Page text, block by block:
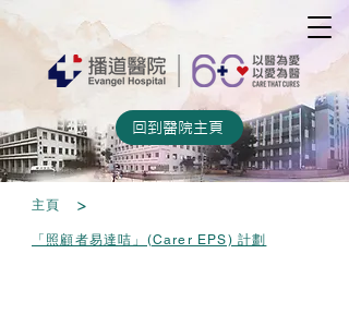
回到醫院主頁
主頁 >
「照顧者易達咭」(Carer EPS) 計劃